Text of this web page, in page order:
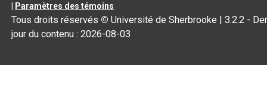
Paramètres des témoins
Tous droits réservés © Université de Sherbrooke |3.2.2 -
jour du contenu :2026-08-03